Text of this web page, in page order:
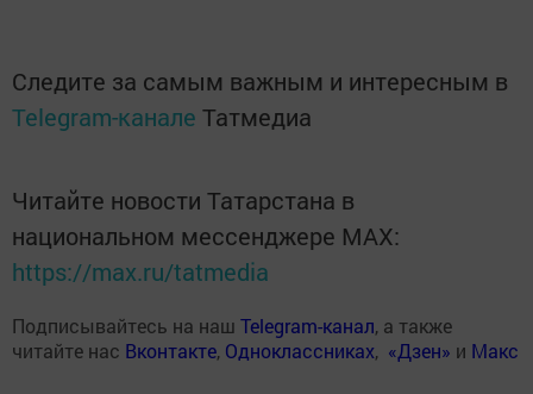
Следите за самым важным и интересным в
Telegram-канале Татмедиа
Читайте новости Татарстана в
национальном мессенджере MАХ:
https://max.ru/tatmedia
Подписывайтесь на наш Telegram-канал, а также
читайте нас Вконтакте, Одноклассниках, «Дзен» и Макс